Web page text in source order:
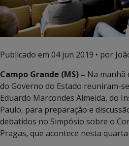
Publicado em 04 jun 2019 • por
Campo Grande (MS) – Na manhã
do Governo do Estado reuniram-
Eduardo Marcondes Almeida, do
Paulo, para preparação e
debatidos no Simpósio sobre o
Pragas, que acontece nesta